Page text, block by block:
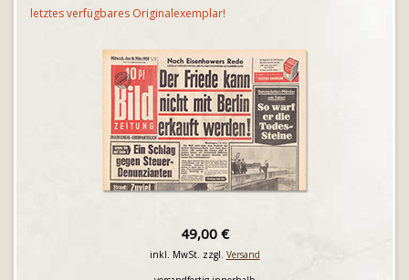
letztes verfügbares Originalexemplar!
49,00 €
inkl. MwSt. zzgl. Versand